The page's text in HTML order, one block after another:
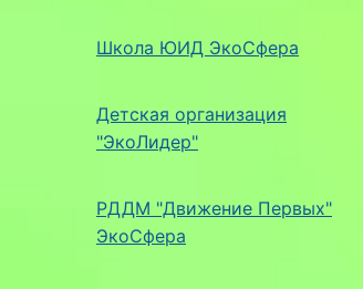
Школа ЮИД ЭкоСфера
Детская организация
"ЭкоЛидер"
РДДМ "Движение Первых"
ЭкоСфера